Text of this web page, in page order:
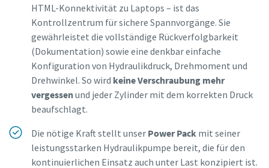
HTML-Konnektivität zu Laptops – ist das
Kontrollzentrum für sichere Spannvorgänge. Sie
gewährleistet die vollständige Rückverfolgbarkeit
(Dokumentation) sowie eine denkbar einfache
Konfiguration von Hydraulikdruck, Drehmoment und
Drehwinkel. So wird keine Verschraubung mehr
vergessenund jeder Zylinder mit dem korrekten Druck
beaufschlagt.
Die nötige Kraft stellt unser Power Pack mit seiner
leistungsstarken Hydraulikpumpe bereit, die für den
kontinuierlichen Einsatz auch unter Last konzipiert ist.